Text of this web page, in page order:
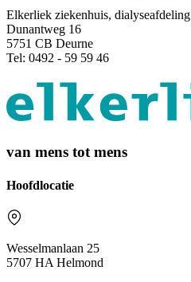
Elkerliek ziekenhuis, dialyseafdeling
Dunantweg 16
5751 CB Deurne
Tel: 0492 - 59 59 46
van mens tot mens
Hoofdlocatie
Wesselmanlaan 25
5707 HA Helmond